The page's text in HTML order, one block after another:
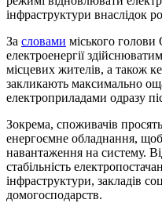
інфраструктури внаслідок
За словами міського голови
електроенергії
місцевих жителів, а також
закликають максимально
електроприладами одразу
Зокрема, споживачів
енергоємне обладнання,
навантаження на систему.
стабільність
інфраструктури, закладів
домогосподарств.